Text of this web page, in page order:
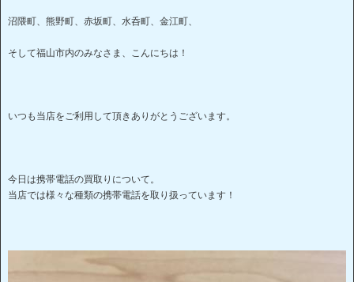
沼隈町、熊野町、赤坂町、水呑町、金江町、
そして福山市内のみなさま、こんにちは！
いつも当店をご利用して頂きありがとうございます。
今日は携帯電話の買取りについて。
当店では様々な種類の携帯電話を取り扱っています！